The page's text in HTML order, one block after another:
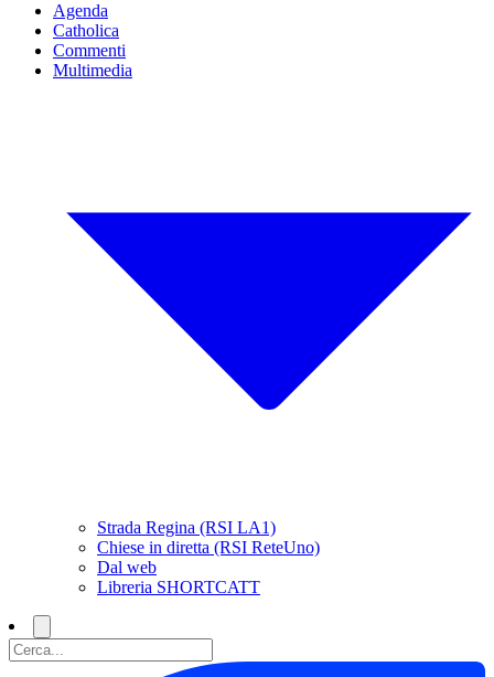
Agenda
Catholica
Commenti
Multimedia
Strada Regina (RSI LA1)
Chiese in diretta (RSI ReteUno)
Dal web
Libreria SHORTCATT